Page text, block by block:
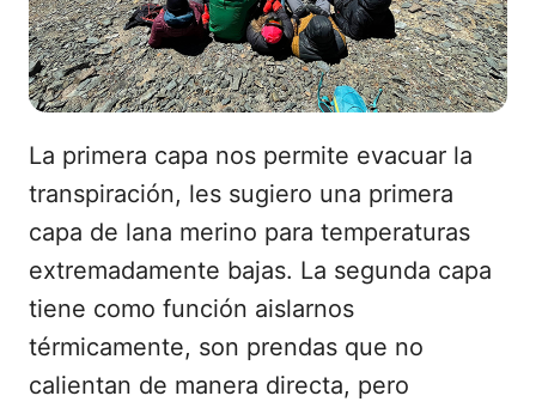
La primera capa nos permite evacuar la
transpiración, les sugiero una primera
capa de lana merino para temperaturas
extremadamente bajas. La segunda capa
tiene como función aislarnos
térmicamente, son prendas que no
calientan de manera directa, pero